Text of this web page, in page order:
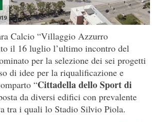
Calcio “Villaggio Azzurro
il 16 luglio l’ultimo incontro del
per la selezione dei sei progetti
di idee per la riqualificazione e
“Cittadella dello Sport di
da diversi edifici con prevalente
tra i quali lo Stadio Silvio Piola.